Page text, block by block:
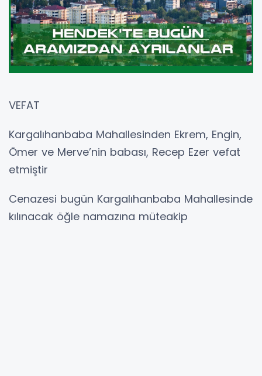
VEFAT
Kargalıhanbaba Mahallesinden Ekrem, Engin,
Ömer ve Merve’nin babası, Recep Ezer vefat
etmiştir
Cenazesi bugün Kargalıhanbaba Mahallesinde
kılınacak öğle namazına müteakip